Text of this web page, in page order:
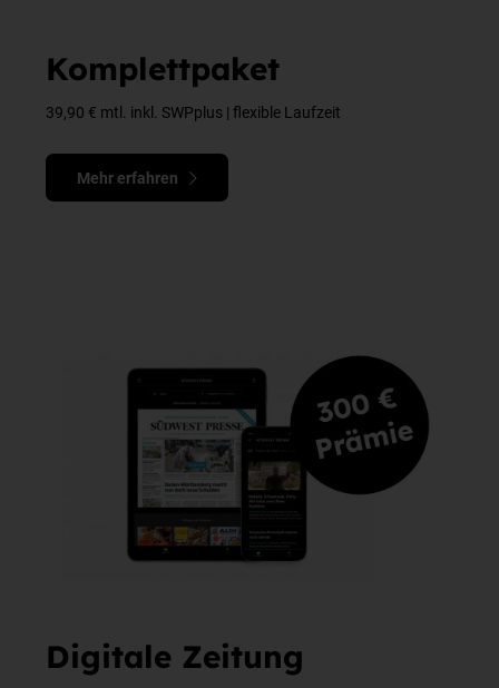
Komplettpaket
39,90 € mtl. inkl. SWPplus | flexible Laufzeit
Mehr erfahren
Digitale Zeitung